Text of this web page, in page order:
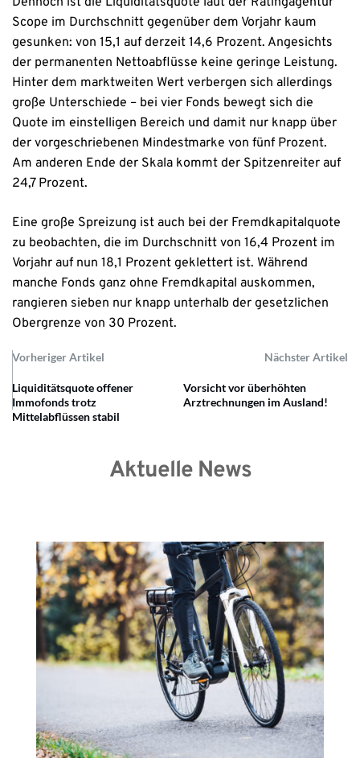
Scope im Durchschnitt gegenüber dem Vorjahr kaum
gesunken: von 15,1 auf derzeit 14,6 Prozent. Angesichts
der permanenten Nettoabflüsse keine geringe Leistung.
Hinter dem marktweiten Wert verbergen sich allerdings
große Unterschiede – bei vier Fonds bewegt sich die
Quote im einstelligen Bereich und damit nur knapp über
der vorgeschriebenen Mindestmarke von fünf Prozent.
Am anderen Ende der Skala kommt der Spitzenreiter auf
24,7 Prozent.
Eine große Spreizung ist auch bei der Fremdkapitalquote
zu beobachten, die im Durchschnitt von 16,4 Prozent im
Vorjahr auf nun 18,1 Prozent geklettert ist. Während
manche Fonds ganz ohne Fremdkapital auskommen,
rangieren sieben nur knapp unterhalb der gesetzlichen
Obergrenze von 30 Prozent.
Vorheriger Artikel Nächster Artikel
Liquiditätsquote offener
Immofonds trotz
Mittelabflüssen stabil
Vorsicht vor überhöhten
Arztrechnungen im Ausland!
Aktuelle News